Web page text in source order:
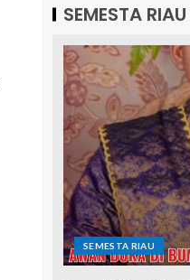
SEMESTA RIAU
SEMESTA RIAU